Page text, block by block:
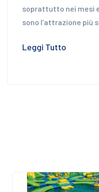
soprattutto nei mesi
sono l’attrazione più
Leggi Tutto